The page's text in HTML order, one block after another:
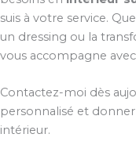
suis à votre service.
un dressing ou la
vous accompagne
Contactez-moi dès
personnalisé et
intérieur.